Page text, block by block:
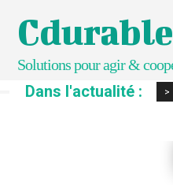
Solutions pour agir &
Dans l'actualité : >